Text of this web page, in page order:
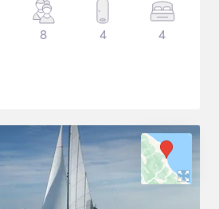
8 4 4